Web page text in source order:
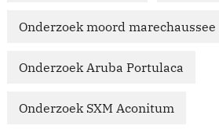
Onderzoek moord marechaussee
Onderzoek Aruba Portulaca
Onderzoek SXM Aconitum